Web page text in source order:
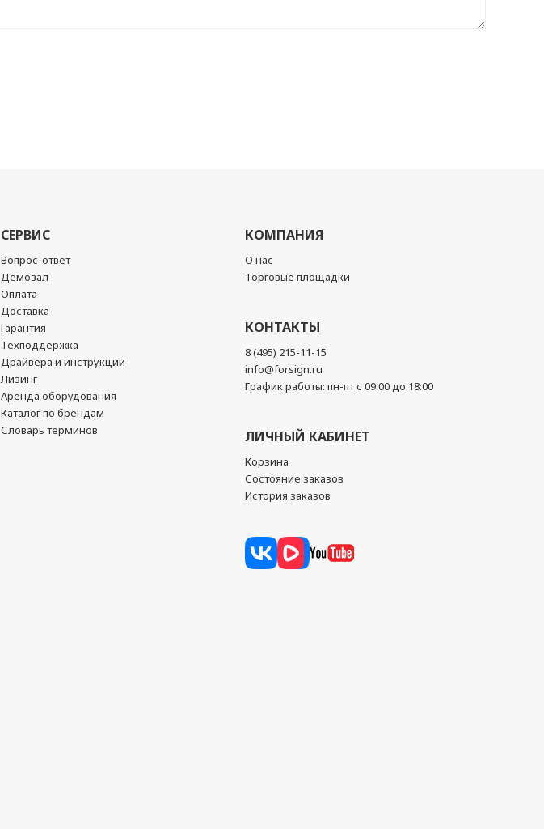
СЕРВИС
Вопрос-ответ
Демозал
Оплата
Доставка
Гарантия
Техподдержка
Драйвера и инструкции
Лизинг
Аренда оборудования
Каталог по брендам
Словарь терминов
КОМПАНИЯ
О нас
Торговые площадки
КОНТАКТЫ
8 (495) 215-11-15
info@forsign.ru
График работы: пн-пт с 09:00 до 18:00
ЛИЧНЫЙ КАБИНЕТ
Корзина
Состояние заказов
История заказов